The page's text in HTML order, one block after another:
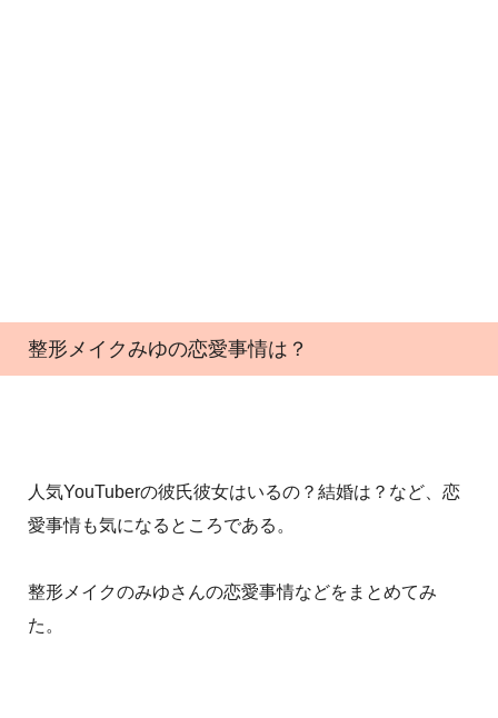
整形メイクみゆの恋愛事情は？
人気YouTuberの彼氏彼女はいるの？結婚は？など、恋
愛事情も気になるところである。
整形メイクのみゆさんの恋愛事情などをまとめてみ
た。